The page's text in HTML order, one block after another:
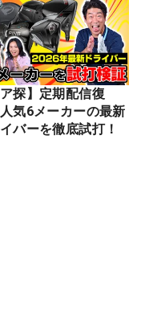
ア探】定期配信復
気6メーカーの最新
バーを徹底試打！